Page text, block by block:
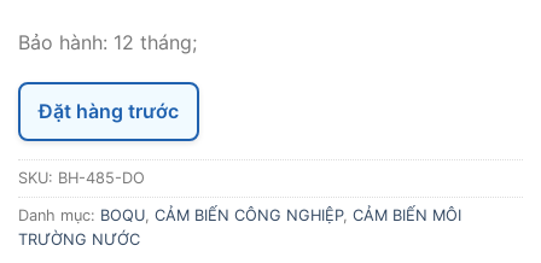
Bảo hành: 12 tháng;
Đặt hàng trước
SKU: BH-485-DO
Danh mục: BOQU, CẢM BIẾN CÔNG NGHIỆP, CẢM BIẾN MÔI
TRƯỜNG NƯỚC